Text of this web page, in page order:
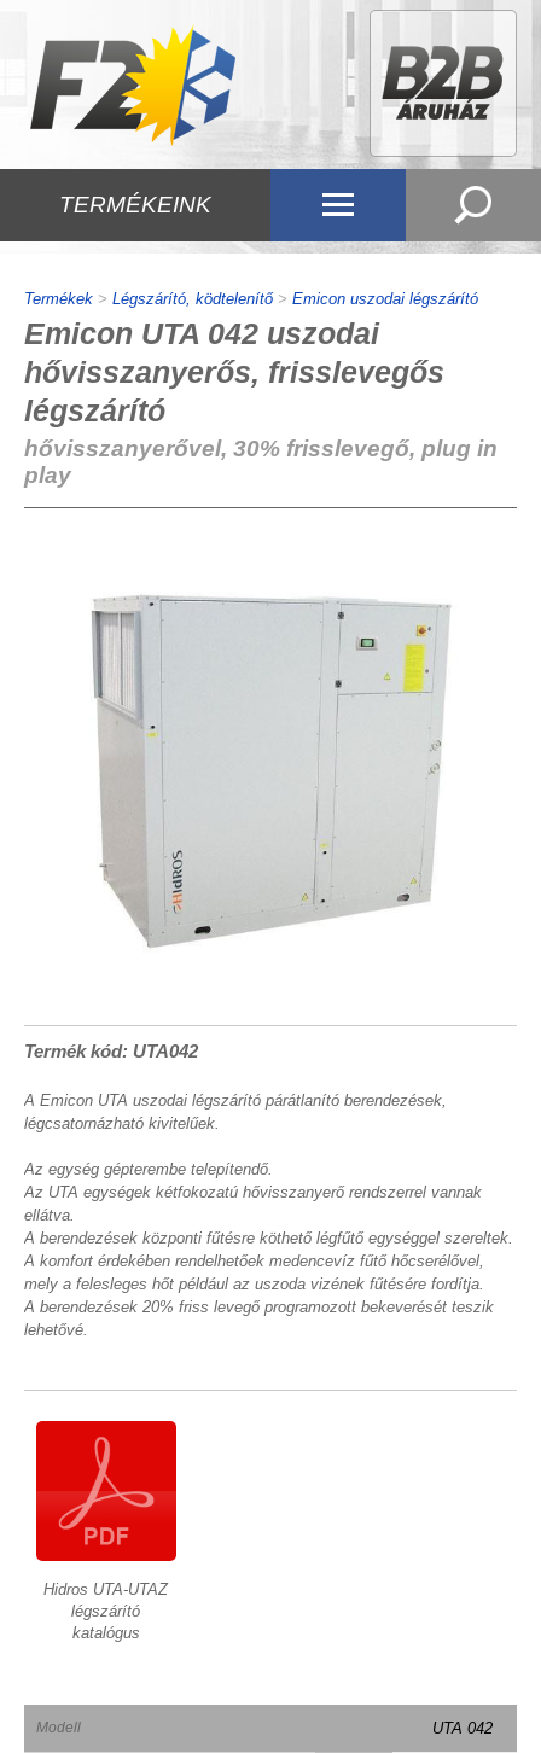
TERMÉKEINK
Termékek > Légszárító, ködtelenítő> Emicon uszodai légszárító
Emicon UTA 042 uszodai
hővisszanyerős, frisslevegős
légszárító
hővisszanyerővel, 30% frisslevegő, plug in
play
Termék kód: UTA042
A Emicon UTA uszodai légszárító párátlanító berendezések,
légcsatornázható kivitelűek.
Az egység gépterembe telepítendő.
Az UTA egységek kétfokozatú hővisszanyerő rendszerrel vannak
ellátva.
A berendezések központi fűtésre köthető légfűtő egységgel szereltek.
A komfort érdekében rendelhetőek medencevíz fűtő hőcserélővel,
mely a felesleges hőt például az uszoda vizének fűtésére fordítja.
A berendezések 20% friss levegő programozott bekeverését teszik
lehetővé.
Hidros UTA-UTAZ
légszárító
katalógus
Modell UTA 042